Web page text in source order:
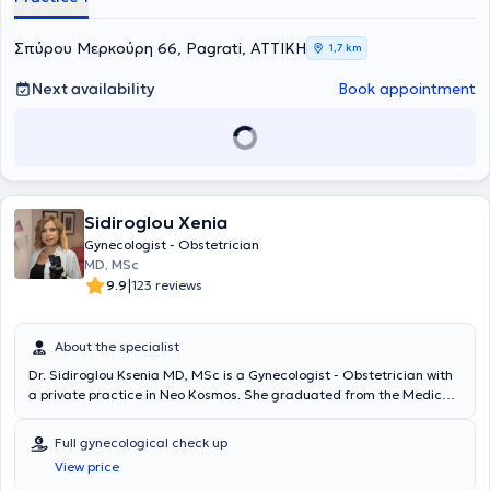
Σπύρου Μερκούρη 66, Pagrati, ΑΤΤΙΚΗ 1,7 km
Next availability Book appointment
Sidiroglou Xenia
Gynecologist - Obstetrician
MD, MSc
9.9|123 reviews
About the specialist
Dr. Sidiroglou Ksenia MD, MSc is a Gynecologist - Obstetrician with
a private practice in Neo Kosmos. She graduated from the Medical
the Department of Midwifery at the University of West Attica. She
holds a Master of Science degree in Nursing from the University of
Alabama, United States. In pursuit of continuous professional
Full gynecological check up
View price